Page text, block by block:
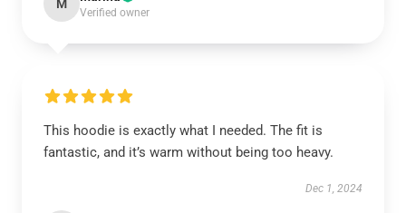
M
Verified owner
This hoodie is exactly what I needed. The fit is
fantastic, and it’s warm without being too heavy.
Dec 1, 2024